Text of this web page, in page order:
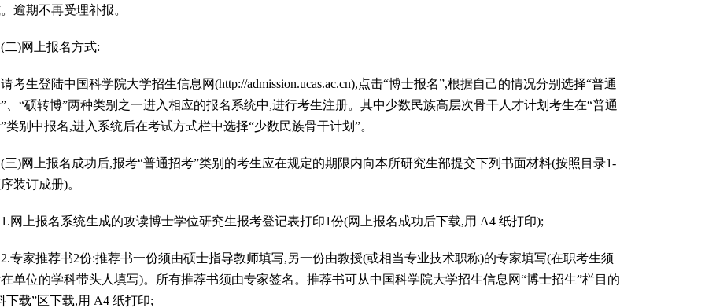
逾期不再受理补报。
)网上报名方式:
生登陆中国科学院大学招生信息网(http://admission.ucas.ac.cn),点击“博士报名”,根据自己的情况分别选择“普通
、“硕转博”两种类别之一进入相应的报名系统中,进行考生注册。其中少数民族高层次骨干人才计划考生在“普通
类别中报名,进入系统后在考试方式栏中选择“少数民族骨干计划”。
网上报名成功后,报考“普通招考”类别的考生应在规定的期限内向本所研究生部提交下列书面材料(按照目录1-
序装订成册)。
上报名系统生成的攻读博士学位研究生报考登记表打印1份(网上报名成功后下载,用 A4 纸打印);
家推荐书2份:推荐书一份须由硕士指导教师填写,另一份由教授(或相当专业技术职称)的专家填写(在职考生须
单位的学科带头人填写)。所有推荐书须由专家签名。推荐书可从中国科学院大学招生信息网“博士招生”栏目的
下载”区下载,用 A4 纸打印;